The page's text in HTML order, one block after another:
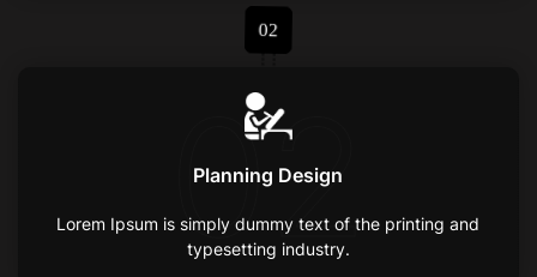
02
Planning Design
Lorem Ipsum is simply dummy text of the printing and
typesetting industry.
02